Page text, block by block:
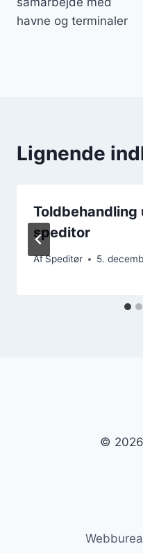
havne og terminaler
Lignende
speditor
AfSpeditør 5.
©